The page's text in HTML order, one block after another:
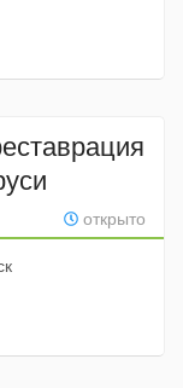
открыто